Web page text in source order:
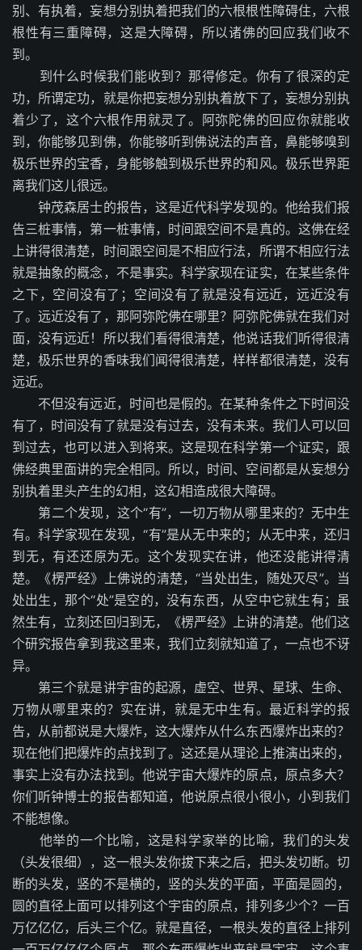
别、有执着，妄想分别执着把我们的六根根性障碍住，六根
根性有三重障碍，这是大障碍，所以诸佛的回应我们收不
到。
到什么时候我们能收到？那得修定。你有了很深的定
功，所谓定功，就是你把妄想分别执着放下了，妄想分别执
着少了，这个六根作用就灵了。阿弥陀佛的回应你就能收
到，你能够见到佛，你能够听到佛说法的声音，鼻能够嗅到
极乐世界的宝香，身能够触到极乐世界的和风。极乐世界距
离我们这儿很远。
钟茂森居士的报告，这是近代科学发现的。他给我们报
告三桩事情，第一桩事情，时间跟空间不是真的。这佛在经
上讲得很清楚，时间跟空间是不相应行法，所谓不相应行法
就是抽象的概念，不是事实。科学家现在证实，在某些条件
之下，空间没有了；空间没有了就是没有远近，远近没有
了。远近没有了，那阿弥陀佛在哪里？阿弥陀佛就在我们对
面，没有远近！所以我们看得很清楚，他说话我们听得很清
楚，极乐世界的香味我们闻得很清楚，样样都很清楚，没有
远近。
不但没有远近，时间也是假的。在某种条件之下时间没
有了，时间没有了就是没有过去，没有未来。我们人可以回
到过去，也可以进入到将来。这是现在科学第一个证实，跟
佛经典里面讲的完全相同。所以，时间、空间都是从妄想分
别执着里头产生的幻相，这幻相造成很大障碍。
第二个发现，这个“有”，一切万物从哪里来的？无中生
有。科学家现在发现，“有”是从无中来的；从无中来，还归
到无，有还还原为无。这个发现实在讲，他还没能讲得清
楚。《楞严经》上佛说的清楚，“当处出生，随处灭尽”。当
处出生，那个“处”是空的，没有东西，从空中它就生有；虽
然生有，立刻还回归到无，《楞严经》上讲的清楚。他们这
个研究报告拿到我这里来，我们立刻就知道了，一点也不讶
异。
第三个就是讲宇宙的起源，虚空、世界、星球、生命、
万物从哪里来的？实在讲，就是无中生有。最近科学的报
告，从前都说是大爆炸，这大爆炸从什么东西爆炸出来的？
现在他们把爆炸的点找到了。这还是从理论上推演出来的，
事实上没有办法找到。他说宇宙大爆炸的原点，原点多大？
你们听钟博士的报告都知道，他说原点很小很小，小到我们
不能想像。
他举的一个比喻，这是科学家举的比喻，我们的头发
（头发很细），这一根头发你拔下来之后，把头发切断。切
断的头发，竖的不是横的，竖的头发的平面，平面是圆的，
圆的直径上面可以排列这个宇宙的原点，排列多少个？一百
万亿亿亿，后头三个亿。就是直径，一根头发的直径上排列